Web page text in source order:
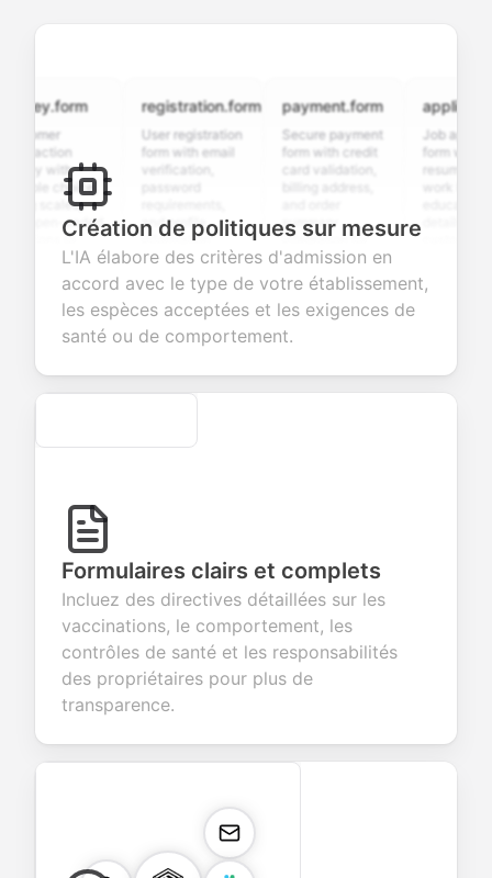
with
choice,
ended
or
registration.form
User registration
form with email
verification,
password
and profile
information
fields for
seamless
account
creation.
payment.form
Secure payment
form with credit
card validation,
summary
integration for
smooth e-
commerce
transactions.
Job application
form with
resume upload,
details, and
custom
questions for
efficient
candidate
Création de politiques sur mesure
L'IA élabore des critères d'admission en
accord avec le type de votre établissement,
les espèces acceptées et les exigences de
santé ou de comportement.
Secure
Formulaires clairs et complets
Incluez des directives détaillées sur les
vaccinations, le comportement, les
contrôles de santé et les responsabilités
des propriétaires pour plus de
transparence.